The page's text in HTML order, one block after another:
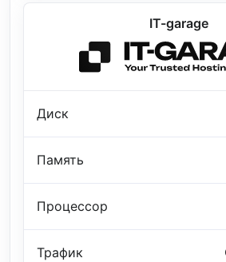
IT-garage
Диск
Память
Процессор
Трафик